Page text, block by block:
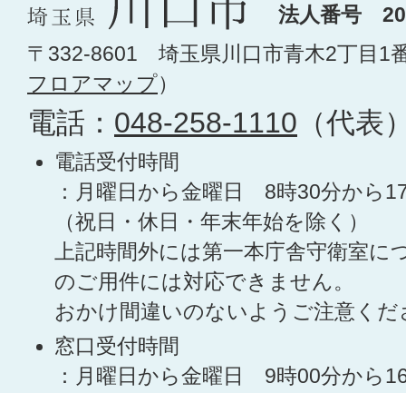
法人番号
〒332-8601 埼玉県川口市青木2丁目1
フロアマップ）
電話： 048-258-1110 （代表
電話受付時間
：月曜日から金曜日 8時30分から
（祝日・休日・年末年始を除く）
上記時間外には第一本庁舎守衛室に
のご用件には対応できません。
おかけ間違いのないようご注意くだ
窓口受付時間
：月曜日から金曜日 9時00分から